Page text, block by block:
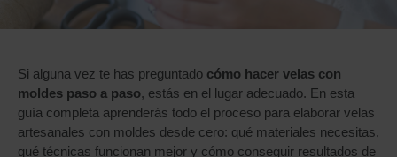
Si alguna vez te has preguntado cómo hacer velas con
moldes paso a paso, estás en el lugar adecuado. En esta
guía completa aprenderás todo el proceso para elaborar velas
artesanales con moldes desde cero: qué materiales necesitas,
qué técnicas funcionan mejor y cómo conseguir resultados de